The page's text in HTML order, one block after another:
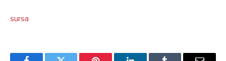
sursa